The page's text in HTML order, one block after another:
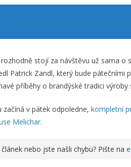
stojí za návštěvu už sama o
Patrick Zandl, který bude pátečními
příběhy o brandýské tradici výroby
v pátek odpoledne, kompletní
Melichar.
nebo jste našli chybu? Pište na